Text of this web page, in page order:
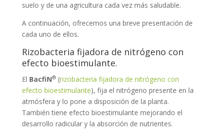
suelo y de una agricultura cada vez más saludable.
A continuación, ofrecemos una breve presentación de
cada uno de ellos.
Rizobacteria fijadora de nitrógeno con
efecto bioestimulante.
El BacfiN®(rizobacteria fijadora de nitrógeno con
efecto bioestimulante), fija el nitrógeno presente en la
atmósfera y lo pone a disposición de la planta.
También tiene efecto bioestimulante mejorando el
desarrollo radicular y la absorción de nutrientes.